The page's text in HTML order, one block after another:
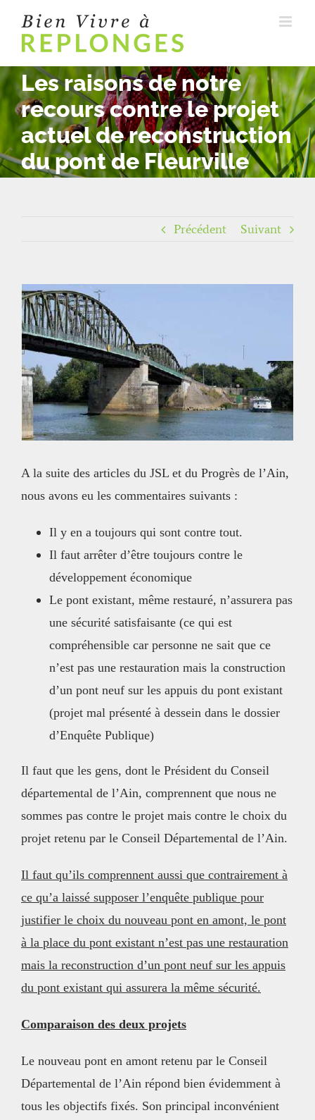
contenu
Les raisons de notre
recours contre le projet
actuel de reconstruction
du pont de Fleurville
Précédent Suivant
Voir
l'image
agrandie
A la suite des articles du JSL et du Progrès de l’Ain,
nous avons eu les commentaires suivants :
Il y en a toujours qui sont contre tout.
Il faut arrêter d’être toujours contre le
développement économique
Le pont existant, même restauré, n’assurera pas
une sécurité satisfaisante (ce qui est
compréhensible car personne ne sait que ce
n’est pas une restauration mais la construction
d’un pont neuf sur les appuis du pont existant
(projet mal présenté à dessein dans le dossier
d’Enquête Publique)
Il faut que les gens, dont le Président du Conseil
départemental de l’Ain, comprennent que nous ne
sommes pas contre le projet mais contre le choix du
projet retenu par le Conseil Départemental de l’Ain.
Il faut qu’ils comprennent aussi que contrairement à
ce qu’a laissé supposer l’enquête publique pour
justifier le choix du nouveau pont en amont, le pont
à la place du pont existant n’est pas une restauration
mais la reconstruction d’un pont neuf sur les appuis
du pont existant qui assurera la même sécurité.
Comparaison des deux projets
Le nouveau pont en amont retenu par le Conseil
Départemental de l’Ain répond bien évidemment à
tous les objectifs fixés. Son principal inconvénient